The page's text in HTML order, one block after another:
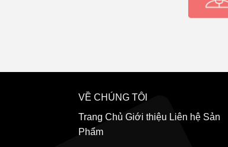
VỀ CHÚNG TÔI
Trang Chủ Giới thiệu Liên hệ Sản
Phẩm